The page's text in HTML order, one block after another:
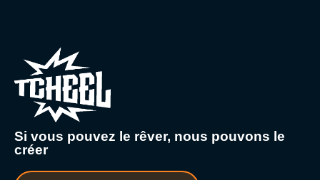
Si vous pouvez le rêver, nous pouvons le
créer